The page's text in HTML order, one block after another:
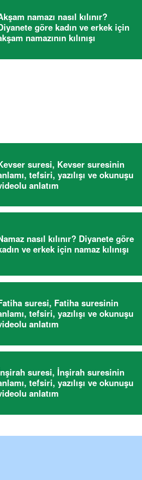
namazı nasıl kılınır?
göre kadın ve erkek için
namazının kılınışı
suresi, Kevser suresinin
tefsiri, yazılışı ve okunuşu
anlatım
nasıl kılınır? Diyanete göre
ve erkek için namaz kılınışı
suresi, Fatiha suresinin
tefsiri, yazılışı ve okunuşu
anlatım
suresi, İnşirah suresinin
tefsiri, yazılışı ve okunuşu
anlatım